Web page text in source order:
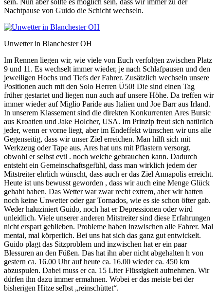
Nachtpause von Guido die Schicht wechseln.
Unwetter in Blanchester OH
Im Rennen liegen wir, wie viele von Euch verfolgen zwischen Platz
9 und 11. Es wechselt immer wieder, je nach Schlafpausen und den
jeweiligen Hochs und Tiefs der Fahrer. Zusätzlich wechseln unsere
Positionen auch mit den Solo Herren Ü50! Die sind einen Tag
früher gestartet und liegen nun auch auf unsere Höhe. Da treffen wir
immer wieder auf Miglio Paride aus Italien und Joe Barr aus Irland.
In unserem Klassement sind die direkten Konkurrenten Ares Bursic
aus Kroatien und Jake Holcher, USA. Im Prinzip freut sich natürlich
jeder, wenn er vorne liegt, aber im Endeffekt wünschen wir uns alle
Gegenseitig, dass wir unser Ziel erreichen. Man hilft sich mit
Werkzeug oder Tape aus, Ares hat uns mit Pflastern versorgt,
obwohl er selbst evtl . noch welche gebrauchen kann. Dadurch
entsteht ein Gemeinschaftsgefühl, dass man wirklich jedem der
Mitstreiter ehrlich wünscht, dass auch er das Ziel Annapolis erreicht.
Heute ist uns bewusst geworden , dass wir auch eine Menge Glück
gehabt haben. Das Wetter war zwar recht extrem, aber wir hatten
noch keine Unwetter oder gar Tornados, wie es sie schon öfter gab.
Weder haluziniert Guido, noch hat er Depressionen oder wird
unleidlich. Viele unserer anderen Mitstreiter sind diese Erfahrungen
nicht erspart geblieben. Probleme haben inzwischen alle Fahrer. Mal
mental, mal körperlich. Bei uns hat sich das ganz gut entwickelt.
Guido plagt das Sitzproblem und inzwischen hat er ein paar
Blessuren an den Füßen. Das hat ihn aber nicht abgehalten h von
gestern ca. 16.00 Uhr auf heute ca. 16.00 wieder ca. 450 km
abzuspulen. Dabei muss er ca. 15 Liter Flüssigkeit aufnehmen. Wir
dürfen ihn dazu immer ermahnen. Wobei er das meiste bei der
bisherigen Hitze selbst „reinschüttet“.